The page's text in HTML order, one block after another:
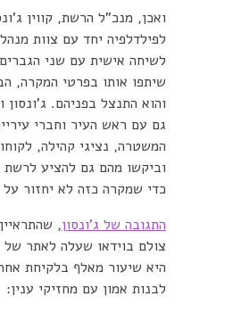
ואכן, מנכ"ל הרשת, קווין
לפילדלפיה יחד עם צוות
לשיחה אישית עם שני
שיתפו אותו בפרטי המקרה,
והוא התנצל בפניהם. ג'ונסון
גם עם ראש העיר וחברי
המשטרה, נציגי קהילה,
וביקשו מהם גם להציע לרשת
כדי שמקרה כזה לא יחזור
התגובה של ג'ונסון,
צולם בוידאו שעלה לאתר
היא שיעור מאלף בלקיחת
לבנות אמון עם מחזיקי ענין: